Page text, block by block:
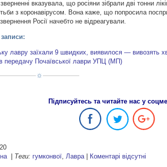
вказувала, що росіяни зібрали дві тонни
з коронавірусом. Вона каже, що попросила
Росії начебто не відреагували.
лавру заїхали 9 швидких, виявилося — вивозять
передачу Почаївської лаври УПЦ (МП)
Підписуйтесь та читайте нас у
| Теги: гумконвої Лавра | Коментарі відсутні